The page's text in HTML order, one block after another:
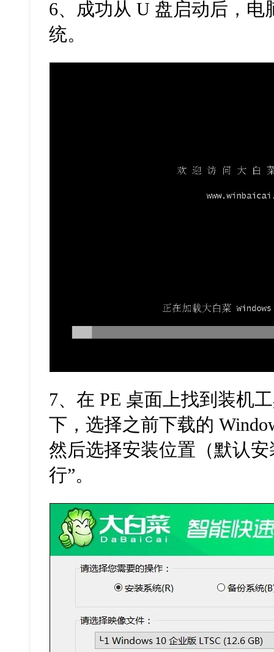
6、成功从 U 盘启动后，电
统。
7、在 PE 桌面上找到装机
下，选择之前下载的
然后选择安装位置（默认
行”。